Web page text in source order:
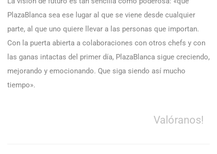
PlazaBlanca sea ese lugar al que se viene desde cualquier
parte, al que uno quiere llevar a las personas que importan.
Con la puerta abierta a colaboraciones con otros chefs y con
las ganas intactas del primer día, PlazaBlanca sigue creciendo,
mejorando y emocionando. Que siga siendo así mucho
tiempo».
Valóranos!